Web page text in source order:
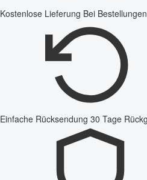
Kostenlose Lieferung Bei
Einfache Rücksendung 30 Tage